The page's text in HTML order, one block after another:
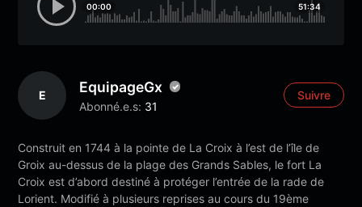
00:00 51:34
E EquipageGx
Abonné.e.s: 31
Suivre
Construit en 1744 à la pointe de La Croix à l’est de l’île de
Groix au-dessus de la plage des Grands Sables, le fort La
Croix est d’abord destiné à protéger l’entrée de la rade de
Lorient. Modifié à plusieurs reprises au cours du 19ème